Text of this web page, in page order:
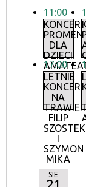
11:00
DLA
DZIECI:
17:00
LETNIE
NA
TRAWIE:
FILIP
SZOSTEK
I
SZYMON
MIKA
SIE